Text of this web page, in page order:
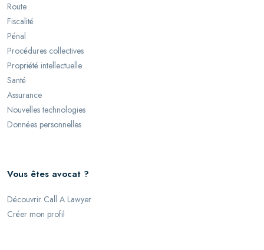
Route
Fiscalité
Pénal
Procédures collectives
Propriété intellectuelle
Santé
Assurance
Nouvelles technologies
Données personnelles
Vous êtes avocat ?
Découvrir Call A Lawyer
Créer mon profil